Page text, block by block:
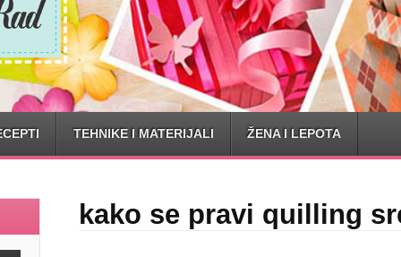
TEHNIKE I MATERIJALI ŽENA I LEPOTA
kako se pravi quilling